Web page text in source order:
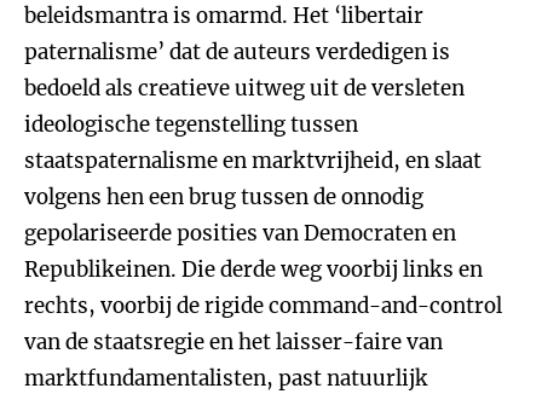
beleidsmantra is omarmd. Het ‘libertair
paternalisme’ dat de auteurs verdedigen is
bedoeld als creatieve uitweg uit de versleten
ideologische tegenstelling tussen
staatspaternalisme en marktvrijheid, en slaat
volgens hen een brug tussen de onnodig
gepolariseerde posities van Democraten en
Republikeinen. Die derde weg voorbij links en
rechts, voorbij de rigide command-and-control
van de staatsregie en het laisser-faire van
marktfundamentalisten, past natuurlijk